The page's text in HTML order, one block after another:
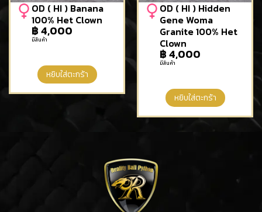
OD ( HI ) Banana
100% Het Clown
฿4,000
มีสินค้า
หยิบใส่ตะกร้า
OD ( HI ) Hidden
Gene Woma
Granite 100% Het
Clown
฿4,000
มีสินค้า
หยิบใส่ตะกร้า